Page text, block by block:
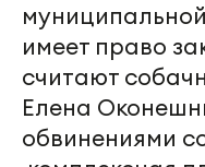
имеет право
считают
Елена
обвинениями